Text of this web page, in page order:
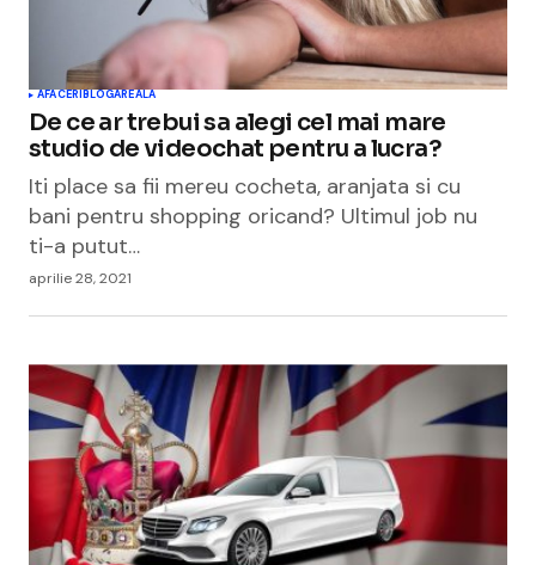
AFACERI BLOGAREALA
De ce ar trebui sa alegi cel mai mare
studio de videochat pentru a lucra?
Iti place sa fii mereu cocheta, aranjata si cu
bani pentru shopping oricand? Ultimul job nu
ti-a putut…
aprilie 28, 2021